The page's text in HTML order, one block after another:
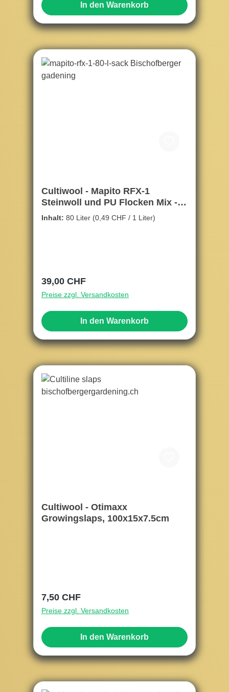
In den Warenkorb
Cultiwool - Mapito RFX-1
Steinwoll und PU Flocken Mix -
80ltr.
Inhalt: 80 Liter (0,49 CHF / 1 Liter)
Regulärer Preis:
39,00 CHF
Preise zzgl. Versandkosten
In den Warenkorb
Cultiwool - Otimaxx
Growingslaps, 100x15x7.5cm
Regulärer Preis:
7,50 CHF
Preise zzgl. Versandkosten
In den Warenkorb